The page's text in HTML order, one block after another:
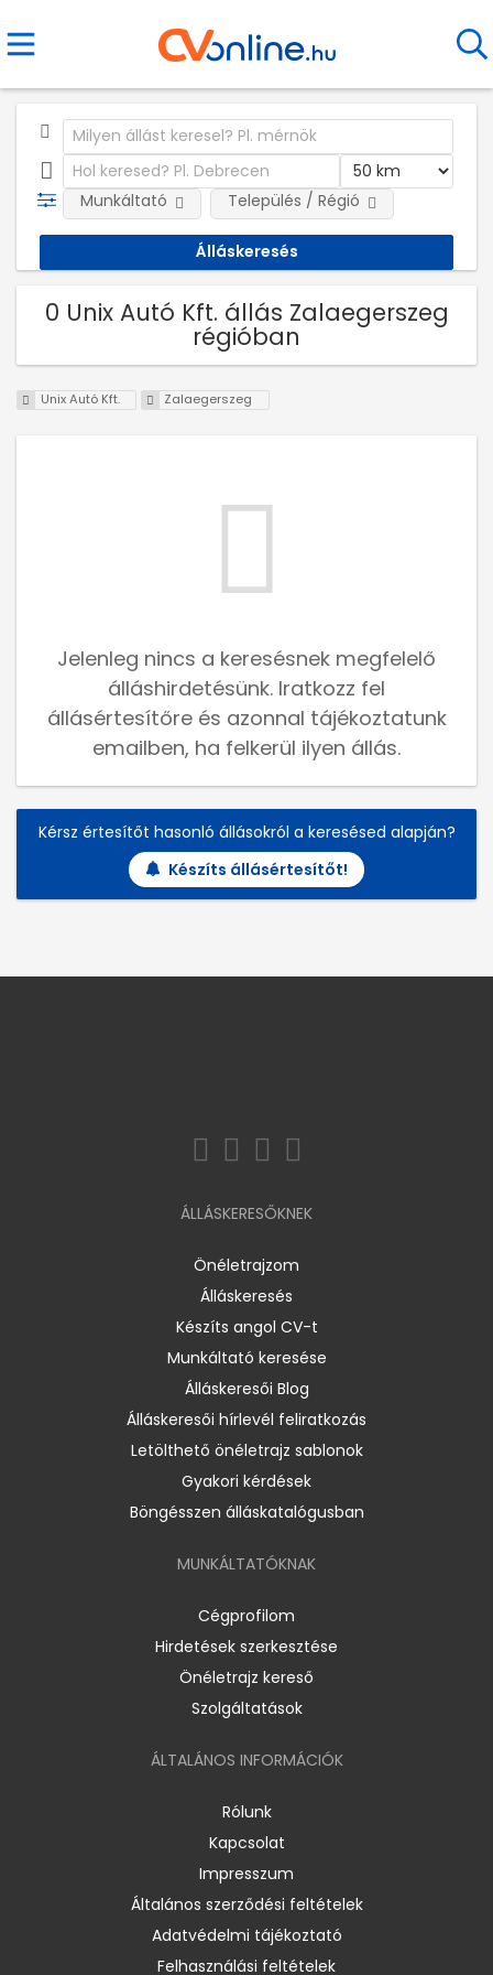
Munkáltató Település / Régió
0 Unix Autó Kft. állás Zalaegerszeg
régióban
Unix Autó Kft. Zalaegerszeg
Jelenleg nincs a keresésnek megfelelő
álláshirdetésünk. Iratkozz fel
állásértesítőre és azonnal tájékoztatunk
emailben, ha felkerül ilyen állás.
Kérsz értesítőt hasonló állásokról a keresésed alapján?
Készíts állásértesítőt!
ÁLLÁSKERESŐKNEK
Önéletrajzom
Álláskeresés
Készíts angol CV-t
Munkáltató keresése
Álláskeresői Blog
Álláskeresői hírlevél feliratkozás
Letölthető önéletrajz sablonok
Gyakori kérdések
Böngésszen álláskatalógusban
MUNKÁLTATÓKNAK
Cégprofilom
Hirdetések szerkesztése
Önéletrajz kereső
Szolgáltatások
ÁLTALÁNOS INFORMÁCIÓK
Rólunk
Kapcsolat
Impresszum
Általános szerződési feltételek
Adatvédelmi tájékoztató
Felhasználási feltételek